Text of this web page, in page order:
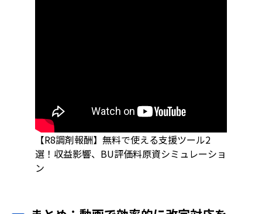
【R8調剤報酬】無料で使える支援ツール2
選！収益影響、BU評価料原資シミュレーショ
ン